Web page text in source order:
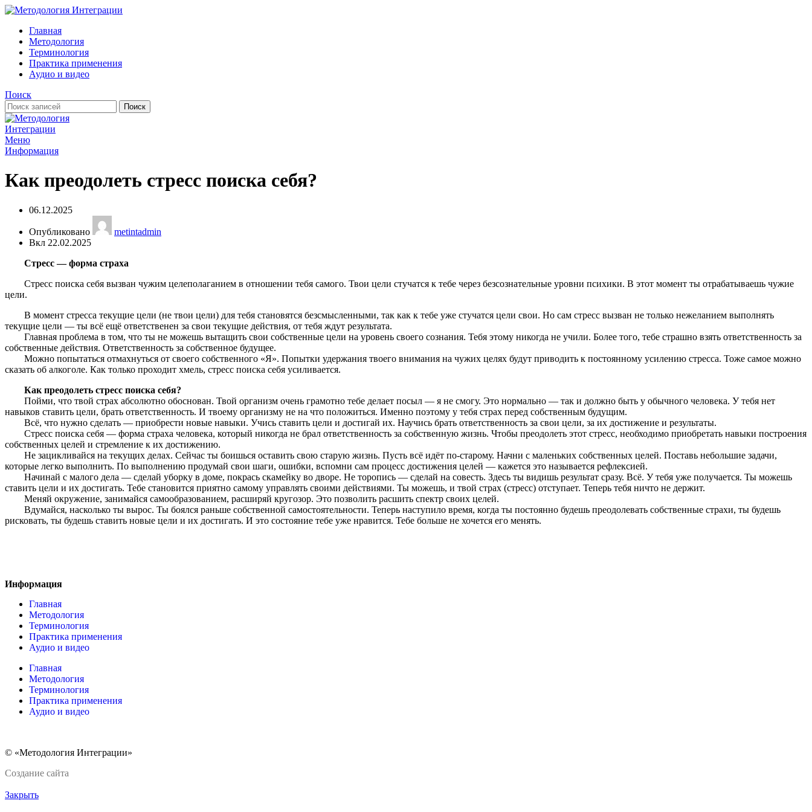
Главная
Методология
Терминология
Практика применения
Аудио и видео
Поиск
Поиск
Меню
Информация
Как преодолеть стресс поиска себя?
06.12.2025
Опубликовано
metintadmin
Вкл 22.02.2025
Стресс — форма страха
Стресс поиска себя вызван чужим целеполаганием в отношении тебя самого. Твои цели стучатся к тебе через безсознательные уровни психики. В этот момент ты отрабатываешь чужие
цели.
В момент стресса текущие цели (не твои цели) для тебя становятся безсмысленными, так как к тебе уже стучатся цели свои. Но сам стресс вызван не только нежеланием выполнять
текущие цели — ты всё ещё ответственен за свои текущие действия, от тебя ждут результата.
Главная проблема в том, что ты не можешь вытащить свои собственные цели на уровень своего сознания. Тебя этому никогда не учили. Более того, тебе страшно взять ответственность за
собственные действия. Ответственность за собственное будущее.
Можно попытаться отмахнуться от своего собственного «Я». Попытки удержания твоего внимания на чужих целях будут приводить к постоянному усилению стресса. Тоже самое можно
сказать об алкоголе. Как только проходит хмель, стресс поиска себя усиливается.
Как преодолеть стресс поиска себя?
Пойми, что твой страх абсолютно обоснован. Твой организм очень грамотно тебе делает посыл — я не смогу. Это нормально — так и должно быть у обычного человека. У тебя нет
навыков ставить цели, брать ответственность. И твоему организму не на что положиться. Именно поэтому у тебя страх перед собственным будущим.
Всё, что нужно сделать — приобрести новые навыки. Учись ставить цели и достигай их. Научись брать ответственность за свои цели, за их достижение и результаты.
Стресс поиска себя — форма страха человека, который никогда не брал ответственность за собственную жизнь. Чтобы преодолеть этот стресс, необходимо приобретать навыки построения
собственных целей и стремление к их достижению.
Не зацикливайся на текущих делах. Сейчас ты боишься оставить свою старую жизнь. Пусть всё идёт по-старому. Начни с маленьких собственных целей. Поставь небольшие задачи,
которые легко выполнить. По выполнению продумай свои шаги, ошибки, вспомни сам процесс достижения целей — кажется это называется рефлексией.
Начинай с малого дела — сделай уборку в доме, покрась скамейку во дворе. Не торопись — сделай на совесть. Здесь ты видишь результат сразу. Всё. У тебя уже получается. Ты можешь
ставить цели и их достигать. Тебе становится приятно самому управлять своими действиями. Ты можешь, и твой страх (стресс) отступает. Теперь тебя ничто не держит.
Меняй окружение, занимайся самообразованием, расширяй кругозор. Это позволить расшить спектр своих целей.
Вдумайся, насколько ты вырос. Ты боялся раньше собственной самостоятельности. Теперь наступило время, когда ты постоянно будешь преодолевать собственные страхи, ты будешь
рисковать, ты будешь ставить новые цели и их достигать. И это состояние тебе уже нравится. Тебе больше не хочется его менять.
Информация
Главная
Методология
Терминология
Практика применения
Аудио и видео
Главная
Методология
Терминология
Практика применения
Аудио и видео
© «Методология Интеграции»
Создание сайта
Закрыть